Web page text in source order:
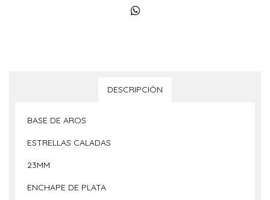
DESCRIPCIÓN
BASE DE AROS
ESTRELLAS CALADAS
23MM
ENCHAPE DE PLATA